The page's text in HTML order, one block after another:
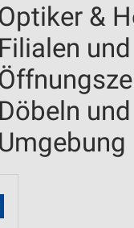
Optiker &
Filialen und
Döbeln und
Umgebung